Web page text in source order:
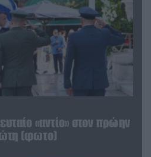
«αντίο» στον πρώην
(φωτο)